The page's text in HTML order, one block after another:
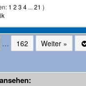
1 2 3 4 ... 21 )
… 162 Weiter »